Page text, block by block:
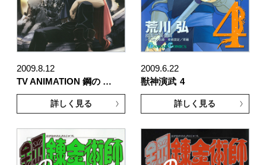
2009.8.12
TV ANIMATION 鋼の …
詳しく見る
2009.6.22
獣神演武 4
詳しく見る